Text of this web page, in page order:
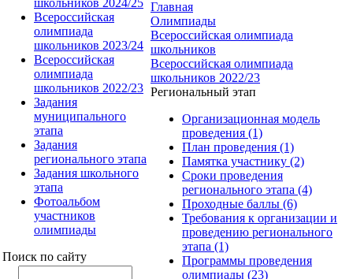
Всероссийская
олимпиада
школьников 2023/24
Всероссийская
олимпиада
школьников 2022/23
Задания
муниципального
этапа
Задания
регионального этапа
Задания школьного
этапа
Фотоальбом
участников
олимпиады
Поиск по сайту
Главная
Олимпиады
Всероссийская олимпиада
школьников
Всероссийская олимпиада
школьников 2022/23
Региональный этап
Организационная модель
проведения (1)
План проведения (1)
Памятка участнику (2)
Сроки проведения
регионального этапа (4)
Проходные баллы (6)
Требования к организации и
проведению регионального
этапа (1)
Программы проведения
олимпиады (23)